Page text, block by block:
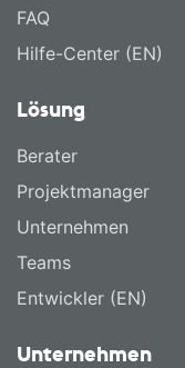
FAQ
Hilfe-Center (EN)
Lösung
Berater
Projektmanager
Unternehmen
Teams
Entwickler (EN)
Unternehmen